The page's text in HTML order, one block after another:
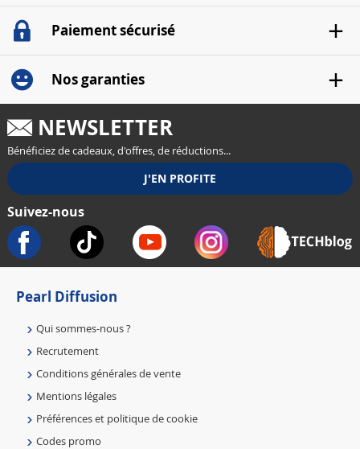
Paiement sécurisé
Nos garanties
NEWSLETTER
Bénéficiez de cadeaux, d'offres, de réductions...
Suivez-nous
Pearl Diffusion
Qui sommes-nous ?
Recrutement
Conditions générales de vente
Mentions légales
Préférences et politique de cookie
Codes promo